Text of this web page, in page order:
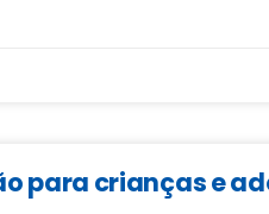
para crianças e